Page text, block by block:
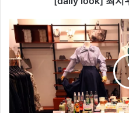
최
지
우
,
“
기
마
리
오
아
울
렛